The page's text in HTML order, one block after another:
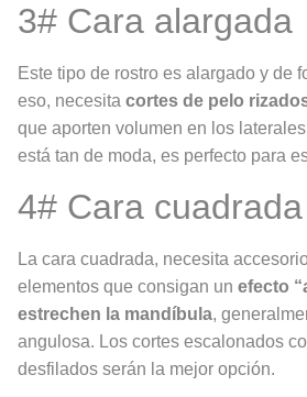
3# Cara alargada
Este tipo de rostro es alargado y de
eso, necesita cortes de pelo
que aporten volumen en los
está tan de moda, es perfecto para
4# Cara cuadrada
La cara cuadrada, necesita
elementos que consigan un efecto
estrechen la mandíbula,
angulosa. Los cortes escalonados
desfilados serán la mejor opción.